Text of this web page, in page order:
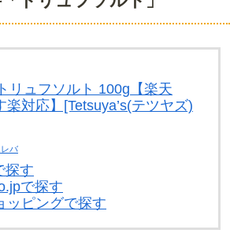
リュフソルト 100g【楽天
楽対応】[Tetsuya’s(テツヤズ)
バ
探す
で探す
ッピングで探す